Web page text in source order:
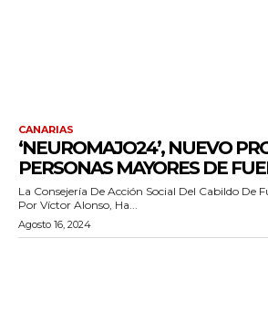
CANARIAS
‘NEUROMAJO24’, NUEVO
PERSONAS MAYORES DE
La Consejería De Acción Social Del Cabildo De
Por Víctor Alonso, Ha...
Agosto 16, 2024